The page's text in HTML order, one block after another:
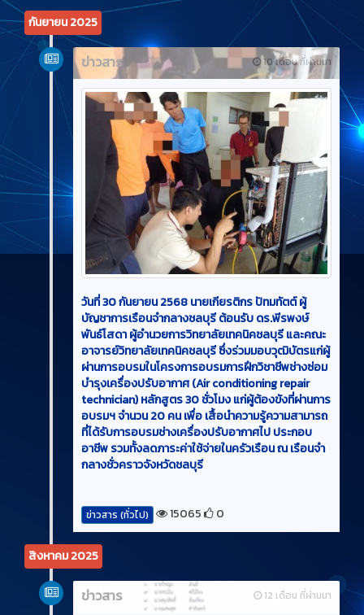
กันยายน 2025
10 เดือน ที่ผ่านมา
ข่าวสาร
วันที่ 30 กันยายน 2568 นายเกียรติกร ปัทมทัตต์ ผู้
บัญชาการเรือนจำกลางชลบุรี ต้อนรับ ดร.พีรพงษ์
พันธ์โสดา ผู้อำนวยการวิทยาลัยเทคนิคชลบุรี และคณะ
อาจารย์วิทยาลัยเทคนิคชลบุรี ซึ่งร่วมมอบวุฒิบัตรแก่ผู้
ผ่านการอบรมในโครงการอบรมการฝึกวิชาชีพช่างซ่อม
บำรุงเครื่องปรับอากาศ (Air conditioning repair
technician) หลักสูตร 30 ชั่วโมง แก่ผู้ต้องขังที่ผ่านการ
อบรมฯ จำนวน 20 คน เพื่อ เสื้อนำความรู้ความสามารถ
ที่ได้รับการอบรมช่างเครื่องปรับอากาศไป ประกอบ
อาชีพ รวมทั้งลดภาระค่าใช้จ่ายในครัวเรือน ณ เรือนจำ
กลางชั่วคราวจังหวัดชลบุรี
ข่าวสาร (ทั่วไป) 15065 0
สิงหาคม 2025
12 เดือน ที่ผ่านมา
ข่าวสาร